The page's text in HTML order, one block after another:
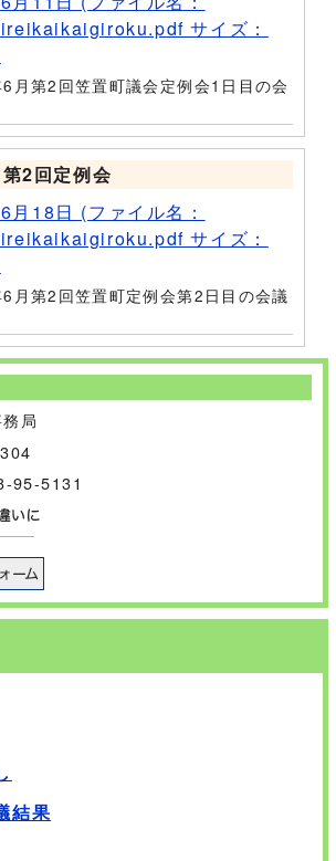
サイズ：
月第2回笠置町議会定例会1日目の会
2回定例会
18日 (ファイル名：
サイズ：
月第2回笠置町定例会第2日目の会議
局
95-5131
結果